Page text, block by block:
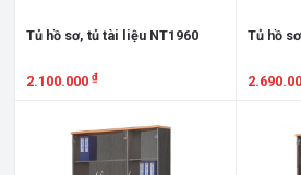
Tủ hồ sơ, tủ tài liệu NT1960
2.100.000 ₫
Tủ hồ